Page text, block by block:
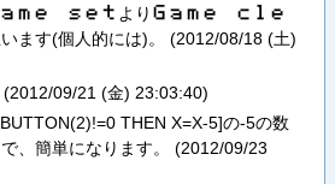
ｍ​ｅ​ ​ｓ​ｅ​ｔ より Ｇ​ａ​ｍ​ｅ​ ​ｃ​ｌ​ｅ​
ます(個人的には)。 (2012/08/18 (土)
(2012/09/21 (金) 23:03:40)
THEN X=X-5]の-5の数
、簡単になります。 (2012/09/23